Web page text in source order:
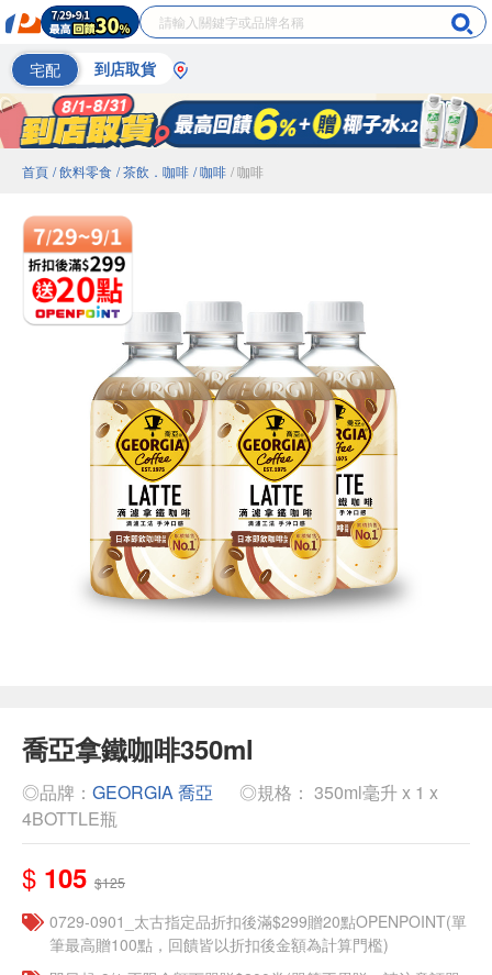
宅配 到店取貨
首頁 / 飲料零食 / 茶飲．咖啡 / 咖啡 / 咖啡
喬亞拿鐵咖啡350ml
◎品牌： GEORGIA 喬亞
◎規格： 350ml毫升 x 1 x
4BOTTLE瓶
$ 105 $125
0729-0901_太古指定品折扣後滿$299贈20點OPENPOINT(單
筆最高贈100點，回饋皆以折扣後金額為計算門檻)